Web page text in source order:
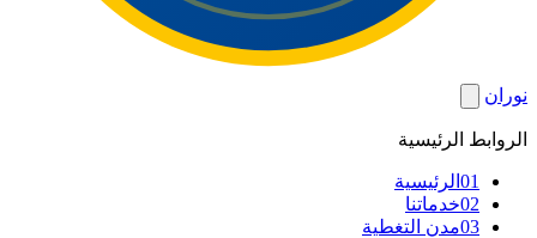
نوران
الروابط الرئيسية
01 الرئيسية
02خدماتنا
03مدن التغطية